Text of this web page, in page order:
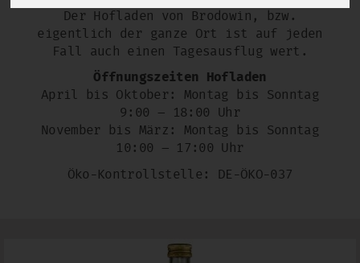
Der Hofladen von Brodowin, bzw.
eigentlich der ganze Ort ist auf jeden
Fall auch einen Tagesausflug wert.
Öffnungszeiten Hofladen
April bis Oktober: Montag bis Sonntag
9:00 – 18:00 Uhr
November bis März: Montag bis Sonntag
10:00 – 17:00 Uhr
Öko-Kontrollstelle: DE-ÖKO-037